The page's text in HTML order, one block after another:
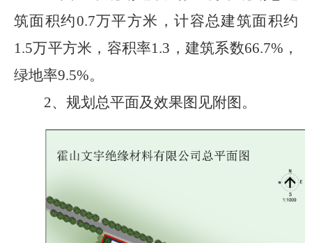
筑面积约0.7万平方米，计容总建筑面积约
1.5万平方米，容积率1.3 ，建筑系数66.7% ，
绿地率9.5%。
2、 规划总平面及效果图 见附图。